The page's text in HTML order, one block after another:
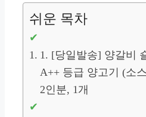
쉬운 목차
1. [당일발송] 양갈비
A++ 등급 양고기 (소
2인분, 1개